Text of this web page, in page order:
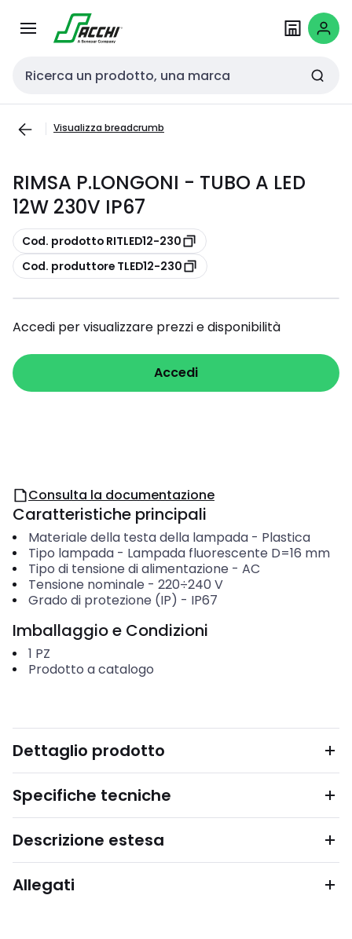
navigazionecontenuto
Cerca input
Visualizza breadcrumb
RIMSA P.LONGONI - TUBO A LED
12W 230V IP67
copia
Cod. prodotto RITLED12-230
copia
Cod. produttore TLED12-230
Accedi per visualizzare prezzi e disponibilità
Accedi
Consulta la documentazione
Caratteristiche principali
Materiale della testa della lampada- Plastica
Tipo lampada- Lampada fluorescente D=16 mm
Tipo di tensione di alimentazione - AC
Tensione nominale - 220÷240 V
Grado di protezione (IP) - IP67
Imballaggio e Condizioni
1 PZ
Prodotto a catalogo
Dettaglio prodotto
Specifiche tecniche
Descrizione estesa
Allegati